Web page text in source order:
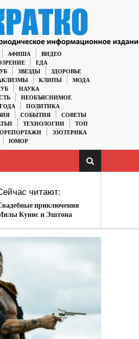
АФИША
ВИДЕО
ЕДА
ЗВЕЗДЫ
ЗДОРОВЬЕ
КЛИПЫ
МОДА
НАУКА
НЕОБЪЯСНИМОЕ
ПОЛИТИКА
СОБЫТИЯ
СОВЕТЫ
ТЕХНОЛОГИИ
ТОП
ЭЗОТЕРИКА
ЮМОР
читают:
приключения
Кунис и Эштона